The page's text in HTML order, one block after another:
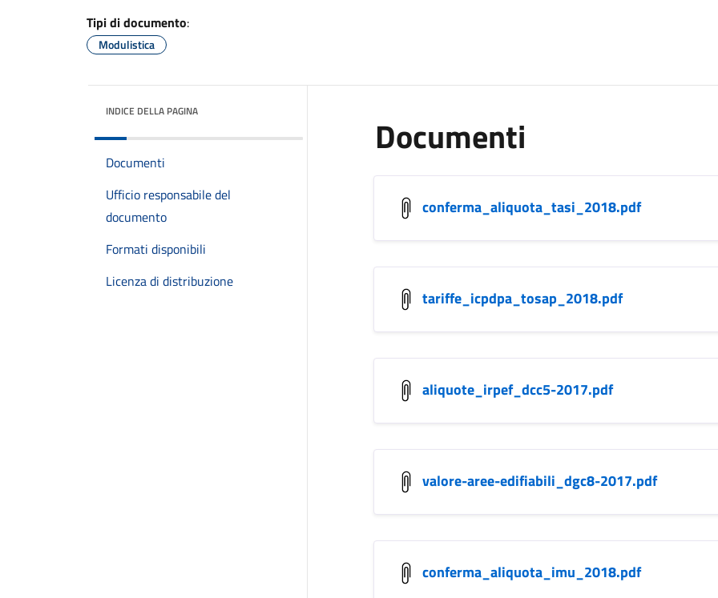
Tipi di documento:
Modulistica
INDICE DELLA PAGINA
Documenti
Ufficio responsabile del
documento
Formati disponibili
Licenza di distribuzione
Documenti
conferma_aliquota_tasi_2018.pdf
tariffe_icpdpa_tosap_2018.pdf
aliquote_irpef_dcc5-2017.pdf
valore-aree-edifiabili_dgc8-2017.pdf
conferma_aliquota_imu_2018.pdf